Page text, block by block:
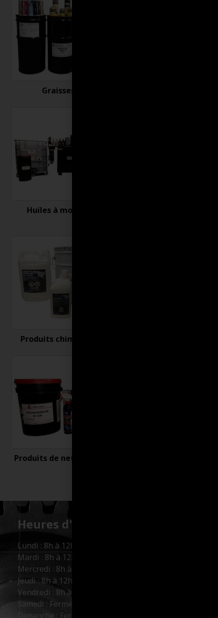
Graisses
Huiles à moteur
Produits chimiques
Produits de nettoyage
Heures d'ouverture :
Lundi : 8h à 12h et 13h à 17h
Mardi : 8h à 12h et 13h à 17h
Mercredi : 8h à 12h et 13h à 17h
Jeudi : 8h à 12h et 13h à 17h
Vendredi : 8h à 12h et 13h à 16h
Samedi : Fermé
Dimanche : Fermé